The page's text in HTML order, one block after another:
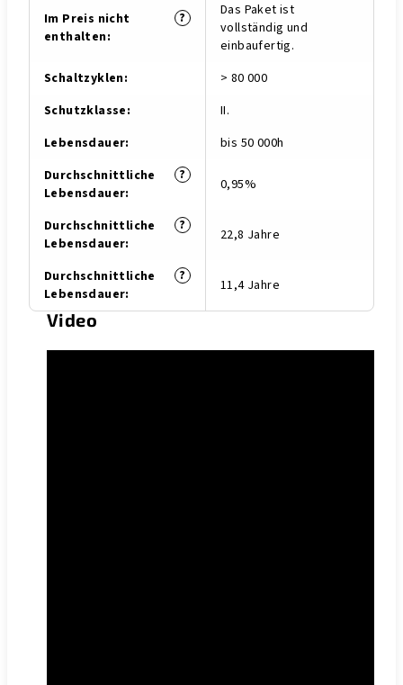
?
Im Preis nicht
enthalten:
Das Paket ist
vollständig und
einbaufertig.
Schaltzyklen:
> 80 000
Schutzklasse:
II.
Lebensdauer:
bis 50 000h
?
Durchschnittliche
Lebensdauer: 0,95%
?
Durchschnittliche
Lebensdauer: 22,8 Jahre
?
Durchschnittliche
Lebensdauer: 11,4 Jahre
Video